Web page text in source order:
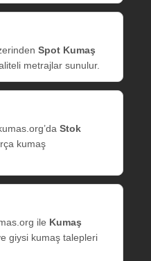
Spot Kumaş
metrajlar sunulur.
Stok
kumaş
ile Kumaş
giysi kumaş talepleri